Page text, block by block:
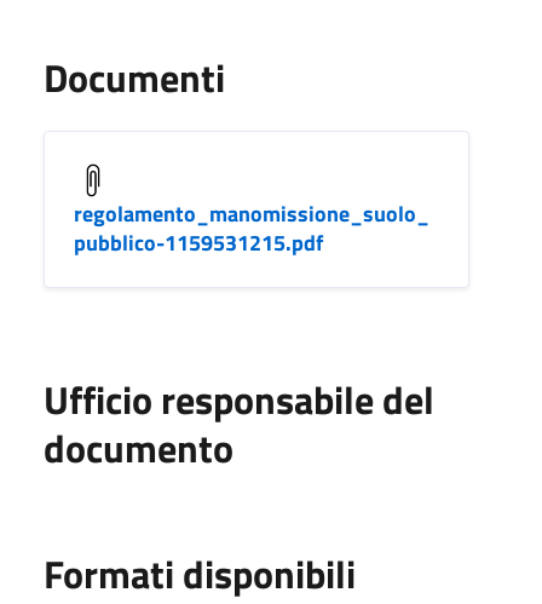
Documenti
regolamento_manomissione_suolo_
pubblico-1159531215.pdf
Ufficio responsabile del
documento
Formati disponibili